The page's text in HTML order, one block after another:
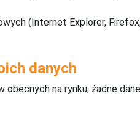
(Internet Explorer,
danych
obecnych na rynku, żadne